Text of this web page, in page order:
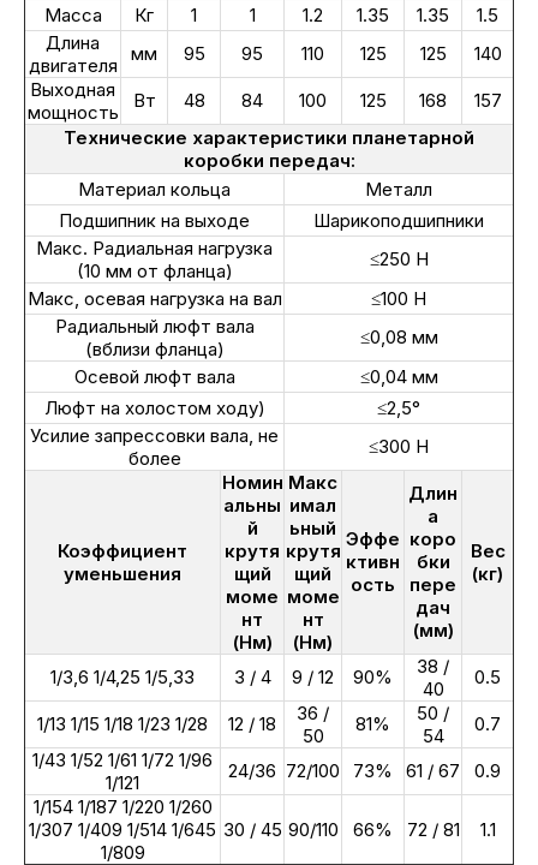
Масса Кг 1 1 1.2 1.35 1.35
1.5
Длина
двигателя
мм 95 95 110 125 125
140
Выходная
мощность
Вт 48 84 100 125 168
157
Технические характеристики планетарной
коробки передач:
Материал кольца
Металл
Подшипник на выходе
Шарикоподшипники
Макс. Радиальная нагрузка
(10 мм от фланца)
≤250 Н
Макс, осевая нагрузка на вал
≤100 Н
Радиальный люфт вала
(вблизи фланца)
≤0,08 мм
Осевой люфт вала
≤0,04 мм
Люфт на холостом ходу)
≤2,5°
Усилие запрессовки вала, не
более
≤300 Н
Коэффициент
уменьшения
Номин
альны
й
крутя
щий
моме
нт
(Нм)
Макс
имал
ьный
крутя
щий
моме
нт
(Нм)
Эффе
ктивн
ость
Длин
а
коро
бки
пере
дач
(мм)
Вес
(кг)
1/3,6 1/4,25 1/5,33 3 / 4 9 / 12 90%
38 /
40
0.5
1/13 1/15 1/18 1/23 1/28 12 / 18
36 /
50
81%
50 /
54
0.7
1/43 1/52 1/61 1/72 1/96
1/121
24/36 72/100 73% 61 / 67
0.9
1/154 1/187 1/220 1/260
1/307 1/409 1/514 1/645
1/809
30 / 45 90/110 66% 72 / 81 1.1